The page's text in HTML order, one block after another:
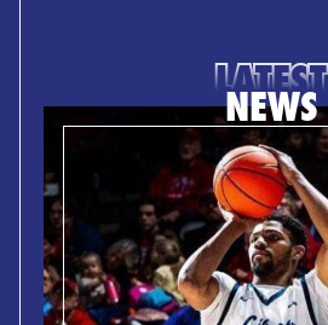
LATEST
NEWS